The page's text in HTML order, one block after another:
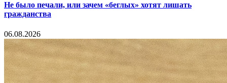
Не было печали, или зачем «беглых» хотят лишать
гражданства
06.08.2026